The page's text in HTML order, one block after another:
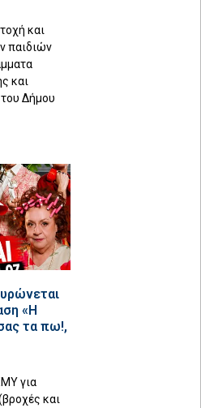
και
παιδιών
και
Δήμου
«Η
τα πω!,
για
και